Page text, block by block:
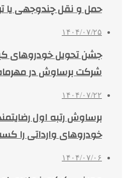
حمل و نقل چندوجهی یا
۱۴۰۴/۰۷/۲۵
جشن تحویل خودروهای
شرکت برساوش در
۱۴۰۴/۰۷/۲۲
برساوش رتبه اول
خودروهای وارداتی را
۱۴۰۴/۰۷/۰۶